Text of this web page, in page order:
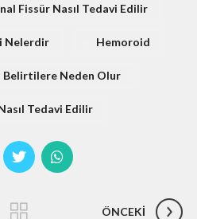
Fissür Nasıl Tedavi Edilir
Nelerdir Hemoroid
Belirtilere Neden Olur
Tedavi Edilir
ÖNCEKI